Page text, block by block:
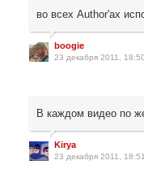
во всех Author'ах
boogie
23 декабря 2011, 18:50
В каждом видео по
Kirya
23 декабря 2011, 18:51